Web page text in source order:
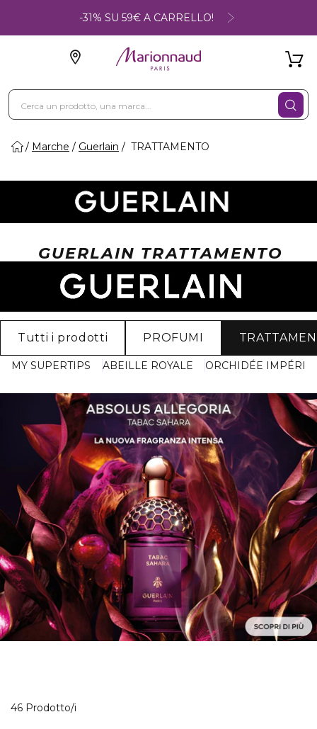
-31% SU 59€ A CARRELLO!
Marche Guerlain TRATTAMENTO
GUERLAIN TRATTAMENTO
Tutti i prodotti PROFUMI
MY SUPERTIPS ABEILLE ROYALE ORCHIDÉE
46 Prodotto/i